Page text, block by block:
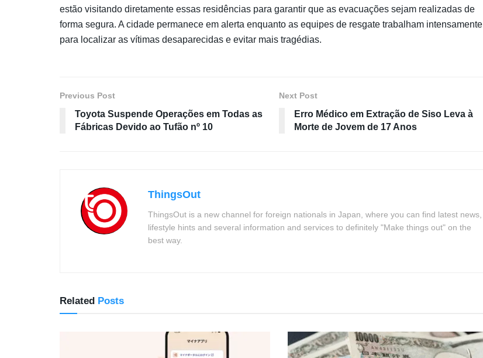
estão visitando diretamente essas residências para garantir que as evacuações sejam realizadas de
forma segura. A cidade permanece em alerta enquanto as equipes de resgate trabalham intensamente
para localizar as vítimas desaparecidas e evitar mais tragédias.
Previous Post
Toyota Suspende Operações em Todas as
Fábricas Devido ao Tufão nº 10
Next Post
Erro Médico em Extração de Siso Leva à
Morte de Jovem de 17 Anos
ThingsOut
ThingsOut is a new channel for foreign nationals in Japan, where you can find latest news,
lifestyle hints and several information and services to definitely "Make things out" on the
best way.
Related Posts